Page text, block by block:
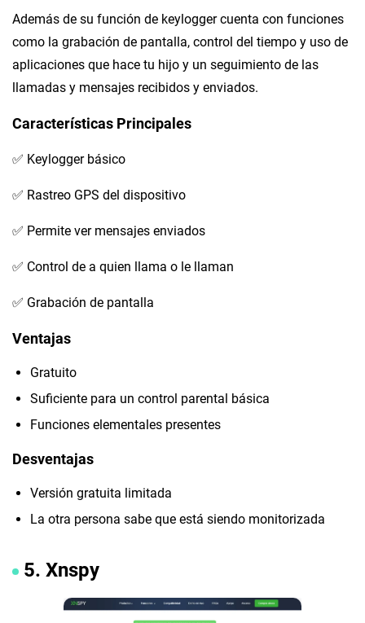
Además de su función de keylogger cuenta con funciones
como la grabación de pantalla, control del tiempo y uso de
aplicaciones que hace tu hijo y un seguimiento de las
llamadas y mensajes recibidos y enviados.
Características Principales
✅ Keylogger básico
✅ Rastreo GPS del dispositivo
✅ Permite ver mensajes enviados
✅ Control de a quien llama o le llaman
✅ Grabación de pantalla
Ventajas
Gratuito
Suficiente para un control parental básica
Funciones elementales presentes
Desventajas
Versión gratuita limitada
La otra persona sabe que está siendo monitorizada
5. Xnspy